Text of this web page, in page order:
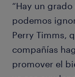
“Hay un
podemos
Perry Timms,
compañías
promover el